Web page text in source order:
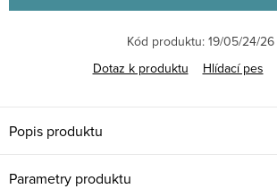
Kód produktu: 19/05/24/26
Dotaz k produktu
Hlídací pes
Popis produktu
Parametry produktu